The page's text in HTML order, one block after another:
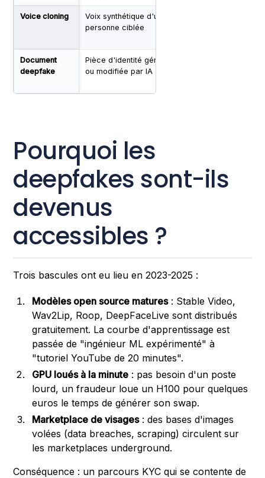
Voice cloning
Voix synthétique d'une
personne ciblée
Document
deepfake
Pièce d'identité générée
ou modifiée par IA
Pourquoi les
deepfakes sont-ils
devenus
accessibles ?
Trois bascules ont eu lieu en 2023-2025 :
Modèles open source matures: Stable Video,
Wav2Lip, Roop, DeepFaceLive sont distribués
gratuitement. La courbe d'apprentissage est
passée de "ingénieur ML expérimenté" à
"tutoriel YouTube de 20 minutes".
GPU loués à la minute : pas besoin d'un poste
lourd, un fraudeur loue un H100 pour quelques
euros le temps de générer son swap.
Marketplace de visages: des bases d'images
volées (data breaches, scraping) circulent sur
les marketplaces underground.
Conséquence : un parcours KYC qui se contente de